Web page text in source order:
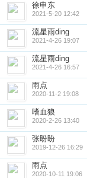
徐申东
2021-5-20 12:42
流星雨ding
2021-4-26 19:07
流星雨ding
2021-4-26 16:57
雨点
2020-11-2 19:08
嗜血狼
2020-2-26 13:40
张盼盼
2019-12-26 16:29
雨点
2020-10-11 19:06